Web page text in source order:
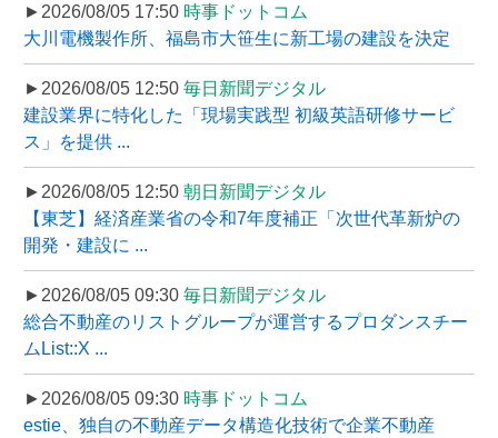
►2026/08/05 17:50 時事ドットコム
大川電機製作所、福島市大笹生に新工場の建設を決定
►2026/08/05 12:50 毎日新聞デジタル
建設業界に特化した「現場実践型 初級英語研修サービ
ス」を提供 ...
►2026/08/05 12:50 朝日新聞デジタル
【東芝】経済産業省の令和7年度補正「次世代革新炉の
開発・建設に ...
►2026/08/05 09:30 毎日新聞デジタル
総合不動産のリストグループが運営するプロダンスチー
ムList::X ...
►2026/08/05 09:30 時事ドットコム
estie、独自の不動産データ構造化技術で企業不動産